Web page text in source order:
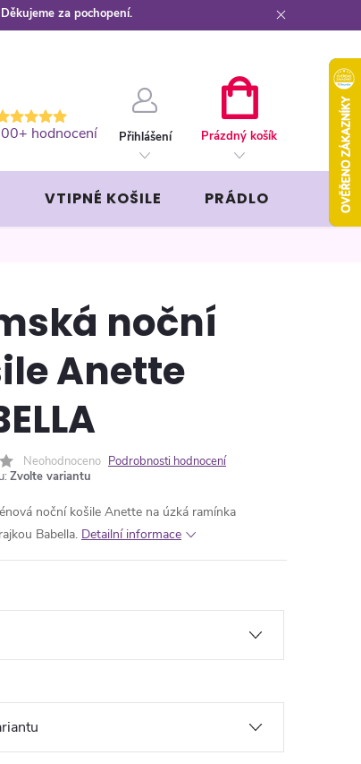
za pochopení.
hodnocení Přihlášení
KOŠÍK
Prázdný košík
VTIPNÉ KOŠILE PRÁDLO
noční
Anette
Neohodnoceno Podrobnosti hodnocení
Zvolte variantu
noční košile Anette na úzká ramínka
Babella. Detailní informace